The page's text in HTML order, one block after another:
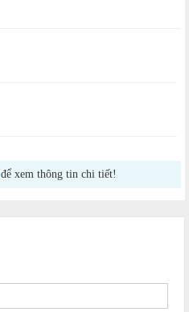
để xem thông tin chi tiết!